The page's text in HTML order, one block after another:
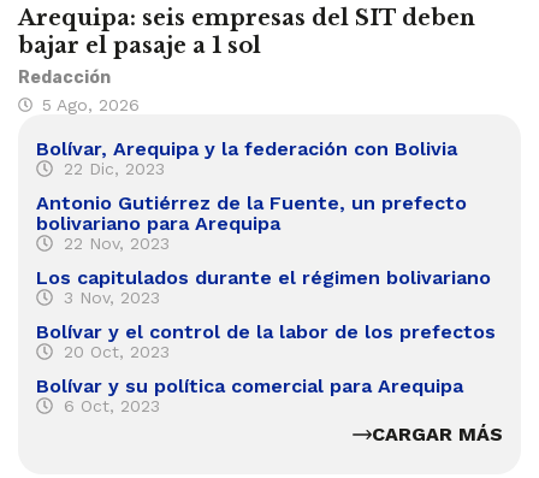
Arequipa: seis empresas del SIT deben
bajar el pasaje a 1 sol
Redacción
5 Ago, 2026
Bolívar, Arequipa y la federación con Bolivia
22 Dic, 2023
Antonio Gutiérrez de la Fuente, un prefecto
bolivariano para Arequipa
22 Nov, 2023
Los capitulados durante el régimen bolivariano
3 Nov, 2023
Bolívar y el control de la labor de los prefectos
20 Oct, 2023
Bolívar y su política comercial para Arequipa
6 Oct, 2023
CARGAR MÁS